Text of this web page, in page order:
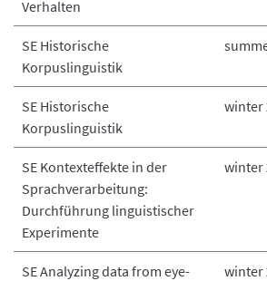
Verhalten
SE Historische
Korpuslinguistik
SE Historische
Korpuslinguistik
winter
SE Kontexteffekte in der
Sprachverarbeitung:
Durchführung linguistischer
Experimente
winter
SE Analyzing data from eye-
winter